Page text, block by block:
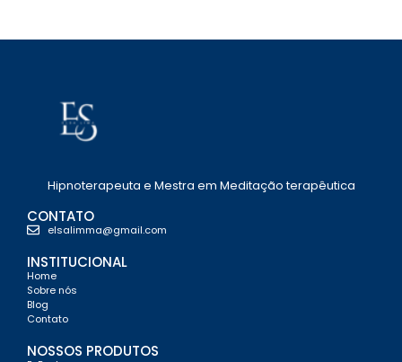
Hipnoterapeuta e Mestra em Meditação terapêutica
CONTATO
elsalimma@gmail.com
INSTITUCIONAL
Home
Sobre nós
Blog
Contato
NOSSOS PRODUTOS